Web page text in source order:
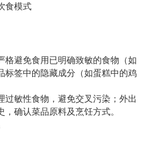
食模式
格避免食用已明确致敏的食物（如
标签中的隐藏成分（如蛋糕中的鸡
过敏性食物，避免交叉污染；外出
确认菜品原料及烹饪方式。